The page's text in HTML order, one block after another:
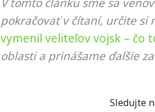
pokračovať v čítaní, určite si
vymenil veliteľov vojsk – čo
oblasti a prinášame ďalšie
Sledujte